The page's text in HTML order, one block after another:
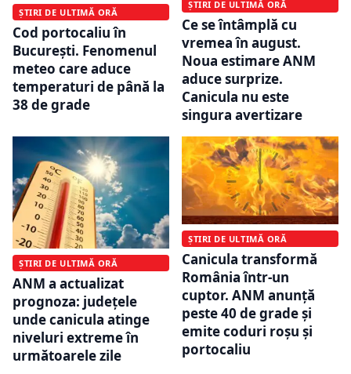
ȘTIRI DE ULTIMĂ ORĂ
Cod portocaliu în
București. Fenomenul
meteo care aduce
temperaturi de până la
38 de grade
ȘTIRI DE ULTIMĂ ORĂ
Ce se întâmplă cu
vremea în august.
Noua estimare ANM
aduce surprize.
Canicula nu este
singura avertizare
ȘTIRI DE ULTIMĂ ORĂ
ANM a actualizat
prognoza: județele
unde canicula atinge
niveluri extreme în
următoarele zile
ȘTIRI DE ULTIMĂ ORĂ
Canicula transformă
România într-un
cuptor. ANM anunță
peste 40 de grade și
emite coduri roșu și
portocaliu